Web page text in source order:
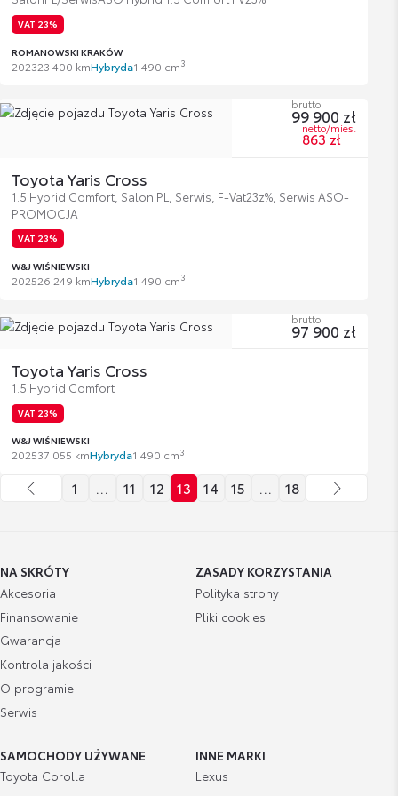
VAT 23%
ROMANOWSKI KRAKÓW
202323 400 kmHybryda1 490 cm3
Toyota Yaris Cross
1.5 Hybrid Comfort, Salon PL, Serwis, F-Vat23z%, Serwis ASO-
PROMOCJA
VAT 23%
W&J WIŚNIEWSKI
202526 249 kmHybryda1 490 cm3
brutto
99 900 zł
netto/mies.
863 zł
Toyota Yaris Cross
1.5 Hybrid Comfort
VAT 23%
W&J WIŚNIEWSKI
202537 055 kmHybryda1 490 cm3
brutto
97 900 zł
1 … 11 12 13 14 15 … 18
NA SKRÓTY
Akcesoria
Finansowanie
Gwarancja
Kontrola jakości
O programie
Serwis
ZASADY KORZYSTANIA
Polityka strony
Pliki cookies
SAMOCHODY UŻYWANE
Toyota Corolla
INNE MARKI
Lexus